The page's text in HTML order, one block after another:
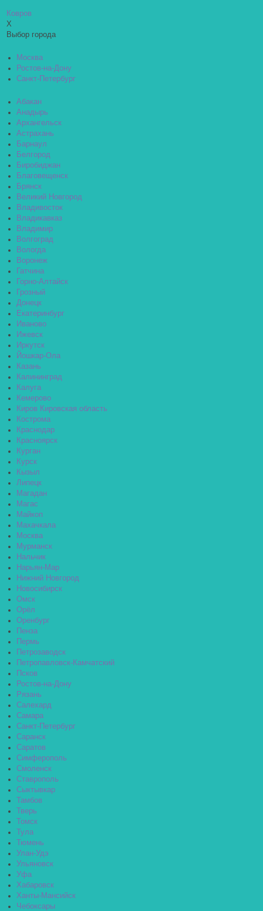
Ковров
X
Выбор города
Москва
Ростов-на-Дону
Санкт-Петербург
Абакан
Анадырь
Архангельск
Астрахань
Барнаул
Белгород
Биробиджан
Благовещенск
Брянск
Великий Новгород
Владивосток
Владикавказ
Владимир
Волгоград
Вологда
Воронеж
Гатчина
Горно-Алтайск
Грозный
Донецк
Екатеринбург
Иваново
Ижевск
Иркутск
Йошкар-Ола
Казань
Калининград
Калуга
Кемерово
Киров Кировская область
Кострома
Краснодар
Красноярск
Курган
Курск
Кызыл
Липецк
Магадан
Магас
Майкоп
Махачкала
Москва
Мурманск
Нальчик
Нарьян-Мар
Нижний Новгород
Новосибирск
Омск
Орёл
Оренбург
Пенза
Пермь
Петрозаводск
Петропавловск-Камчатский
Псков
Ростов-на-Дону
Рязань
Салехард
Самара
Санкт-Петербург
Саранск
Саратов
Симферополь
Смоленск
Ставрополь
Сыктывкар
Тамбов
Тверь
Томск
Тула
Тюмень
Улан-Удэ
Ульяновск
Уфа
Хабаровск
Ханты-Мансийск
Чебоксары